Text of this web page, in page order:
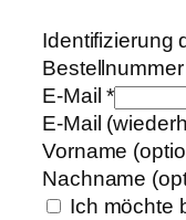
Identifizierung
Bestellnummer
E-Mail*
E-Mail
Vorname
Nachname
Ich möchte